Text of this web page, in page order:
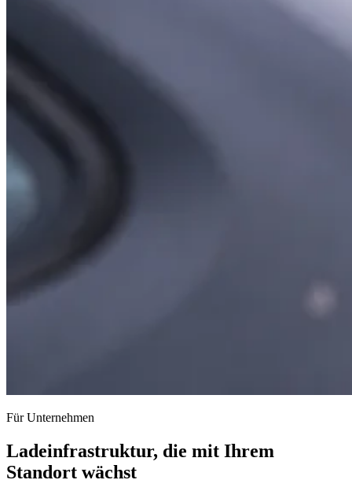
Für Unternehmen
Ladeinfrastruktur, die mit Ihrem
Standort wächst